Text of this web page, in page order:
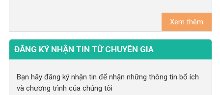
Xem thêm
ĐĂNG KÝ NHẬN TIN TỪ CHUYÊN GIA
Bạn hãy đăng ký nhận tin để nhận những thông tin bổ ích
và chương trình của chúng tôi